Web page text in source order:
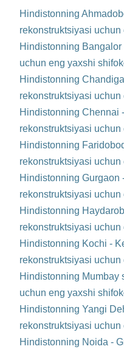
Hindistonning
rekonstruktsiyasi
Hindistonning
uchun eng yaxshi
Hindistonning
rekonstruktsiyasi
Hindistonning Chennai
rekonstruktsiyasi
Hindistonning
rekonstruktsiyasi
Hindistonning Gurgaon
rekonstruktsiyasi
Hindistonning
rekonstruktsiyasi
Hindistonning Kochi -
rekonstruktsiyasi
Hindistonning Mumbay
uchun eng yaxshi
Hindistonning Yangi
rekonstruktsiyasi
Hindistonning Noida -